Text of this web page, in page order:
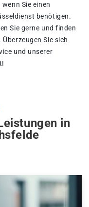
Sie einen
benötigen.
Sie gerne und finden
Sie sich
und unserer
in